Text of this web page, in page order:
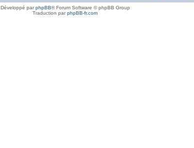
Développé parphpBB® Forum Software © phpBB Group
Traduction parphpBB-fr.com